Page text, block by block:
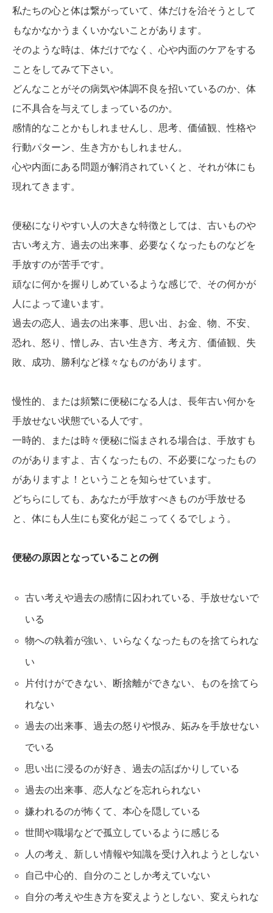
私たちの心と体は繋がっていて、体だけを治そうとして
もなかなかうまくいかないことがあります。
そのような時は、体だけでなく、心や内面のケアをする
ことをしてみて下さい。
どんなことがその病気や体調不良を招いているのか、体
に不具合を与えてしまっているのか。
感情的なことかもしれませんし、思考、価値観、性格や
行動パターン、生き方かもしれません。
心や内面にある問題が解消されていくと、それが体にも
現れてきます。
便秘になりやすい人の大きな特徴としては、古いものや
古い考え方、過去の出来事、必要なくなったものなどを
手放すのが苦手です。
頑なに何かを握りしめているような感じで、その何かが
人によって違います。
過去の恋人、過去の出来事、思い出、お金、物、不安、
恐れ、怒り、憎しみ、古い生き方、考え方、価値観、失
敗、成功、勝利など様々なものがあります。
慢性的、または頻繁に便秘になる人は、長年古い何かを
手放せない状態でいる人です。
一時的、または時々便秘に悩まされる場合は、手放すも
のがありますよ、古くなったもの、不必要になったもの
がありますよ！ということを知らせています。
どちらにしても、あなたが手放すべきものが手放せる
と、体にも人生にも変化が起こってくるでしょう。
便秘の原因となっていることの例
古い考えや過去の感情に囚われている、手放せないで
いる
物への執着が強い、いらなくなったものを捨てられな
い
片付けができない、断捨離ができない、ものを捨てら
れない
過去の出来事、過去の怒りや恨み、妬みを手放せない
でいる
思い出に浸るのが好き、過去の話ばかりしている
過去の出来事、恋人などを忘れられない
嫌われるのが怖くて、本心を隠している
世間や職場などで孤立しているように感じる
人の考え、新しい情報や知識を受け入れようとしない
自己中心的、自分のことしか考えていない
自分の考えや生き方を変えようとしない、変えられな